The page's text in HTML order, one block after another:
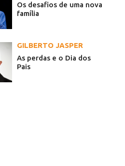
Os desafios de uma nova
família
GILBERTO JASPER
As perdas e o Dia dos
Pais